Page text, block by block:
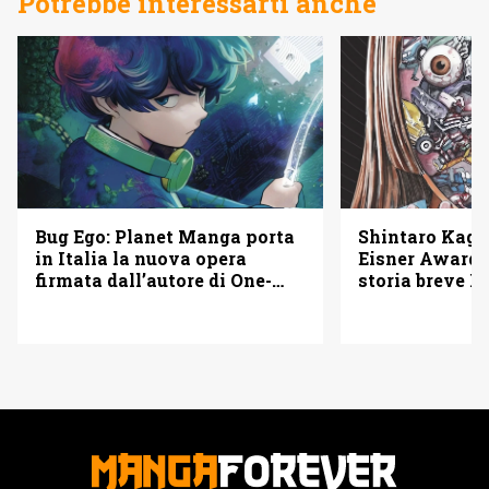
Bug Ego: Planet Manga porta
in Italia la nuova opera
firmata dall’autore di One-
Shintaro
Eisner
storia breve